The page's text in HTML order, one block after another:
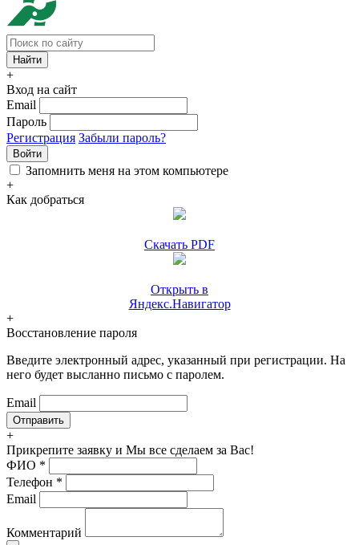
+
Вход на сайт
Email
Пароль
Регистрация Забыли пароль?
Войти
Запомнить меня на этом компьютере
+
Как добраться
Скачать PDF
Открыть в
Яндекс.Навигатор
+
Восстановление пароля
Введите электронный адрес, указанный при регистрации. На
него будет высланно письмо с паролем.
Email
+
Прикрепите заявку и Мы все сделаем за Вас!
ФИО *
Телефон *
Email
Комментарий